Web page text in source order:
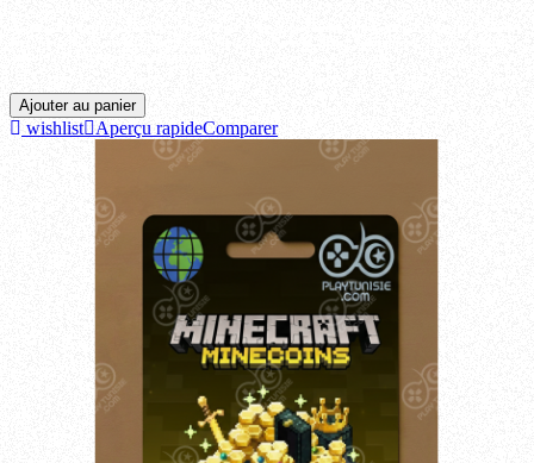
Ajouter au panier
wishlist Aperçu rapideComparer